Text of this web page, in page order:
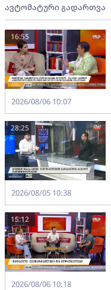
ავტომატური გადართვა
16:55
2026/08/06 10:07
28:25
2026/08/05 10:38
15:12
2026/08/06 10:18